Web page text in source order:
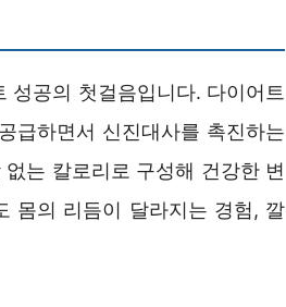
성공의 첫걸음입니다. 다이어트
급하면서 신진대사를 촉진하는
는 칼로리로 구성해 건강한 변
몸의 리듬이 달라지는 경험, 깔